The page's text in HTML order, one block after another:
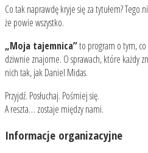
Co tak naprawdę kryje się za tytułem?
że powie wszystko.
„Moja tajemnica”to program o tym,
dziwnie znajome. O sprawach, które każdy
nich tak, jak Daniel Midas.
Przyjdź. Posłuchaj. Pośmiej się.
A reszta… zostaje między nami.
Informacje organizacyjne